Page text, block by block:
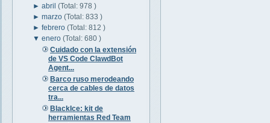
►abril(Total: 978 )
►marzo(Total: 833 )
►febrero(Total: 812 )
▼enero(Total: 680 )
Cuidado con la extensión
de VS Code ClawdBot
Agent...
Barco ruso merodeando
cerca de cables de datos
tra...
BlackIce: kit de
herramientas Red Team